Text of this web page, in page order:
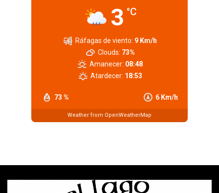
3 °C
73 % 6 Km/h
Ráfagas de viento: 9 Km/h
Clouds: 73%
Amanecer: 08:48
Atardecer: 18:53
Weather from OpenWeatherMap